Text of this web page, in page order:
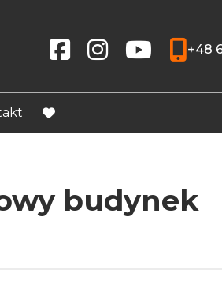
Social linkSocial linkSocial link
+48
favorite
budynek